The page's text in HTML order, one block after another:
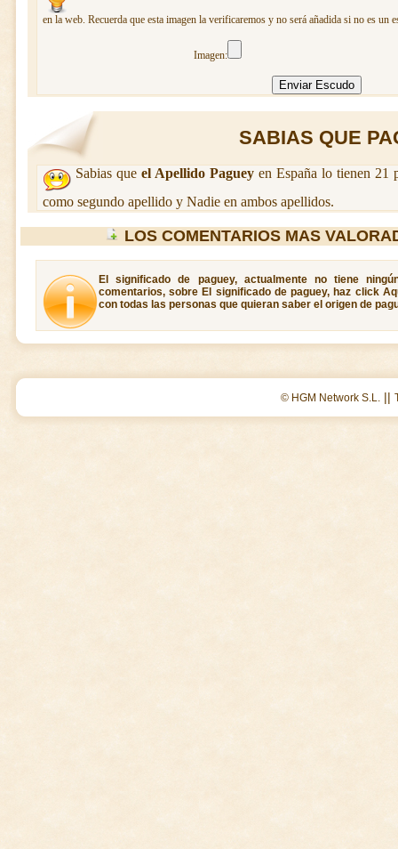
en la web. Recuerda que esta imagen la verificaremos y no será añadida si no es un
Imagen:
SABIAS QUE
Sabias que el Apellido Paguey en España lo tienen 21
como segundo apellido y Nadie en ambos apellidos.
LOS COMENTARIOS MAS
El significado de paguey, actualmente no tiene
comentarios, sobre El significado de paguey, haz click
con todas las personas que quieran saber el origen de
© HGM Network S.L. ||